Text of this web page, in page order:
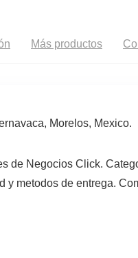
Más productos
Morelos, Mexico.
de Negocios Click.
metodos de entrega.